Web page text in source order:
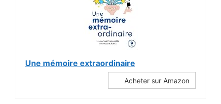
Une mémoire extraordinaire
Acheter sur Amazon